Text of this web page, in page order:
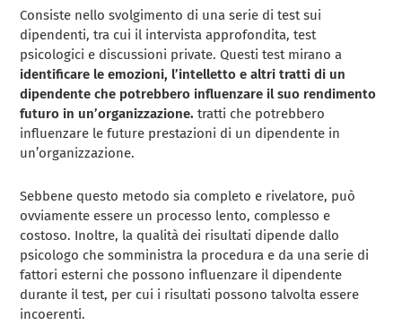
Consiste nello svolgimento di una serie di test sui
dipendenti, tra cui il intervista approfondita, test
psicologici e discussioni private. Questi test mirano a
identificare le emozioni, l’intelletto e altri tratti di un
dipendente che potrebbero influenzare il suo rendimento
futuro in un’organizzazione. tratti che potrebbero
influenzare le future prestazioni di un dipendente in
un’organizzazione.
Sebbene questo metodo sia completo e rivelatore, può
ovviamente essere un processo lento, complesso e
costoso. Inoltre, la qualità dei risultati dipende dallo
psicologo che somministra la procedura e da una serie di
fattori esterni che possono influenzare il dipendente
durante il test, per cui i risultati possono talvolta essere
incoerenti.